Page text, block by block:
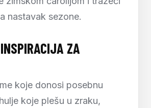
nastavak sezone.
ZA
koje donosi posebnu
koje plešu u zraku,